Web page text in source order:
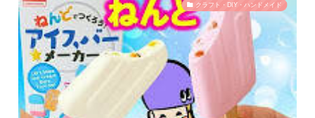
クラフト・DIY・ハンドメイド